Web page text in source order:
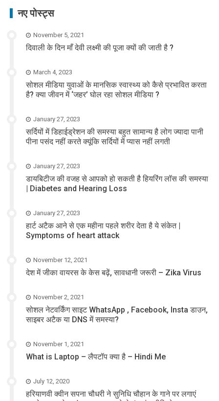
नए पोस्ट्स
November 5, 2021
दिवाली के दिन माँ देवी लक्ष्मी की पूजा क्यों की जाती है ?
March 4, 2023
सोशल मीडिया युवाओं के मानसिक स्वास्थ्य को कैसे प्रभावित करता
है? क्या जीवन में ‘जहर’ घोल रहा सोशल मीडिया ?
January 27, 2023
सर्दियों में डिहाईड्रेशन की समस्या बहुत सामान्य है लोग ज्यादा पानी
पीना पसंद नहीं करते क्यूंकि सर्दियों में प्यास नहीं लगती
January 27, 2023
डायबिटीज की वजह से आपको हो सकती है हियरिंग लॉस की समस्या
| Diabetes and Hearing Loss
January 27, 2023
हार्ट अटैक आने से एक महीना पहले शरीर देता है ये संकेत |
Symptoms of heart attack
November 12, 2021
देश में जीका वायरस के केस बढ़ें, सावधानी जरूरी – Zika Virus
November 2, 2021
सोशल नेटवर्किंग साइट WhatsApp , Facebook, Insta डाउन,
साइबर अटैक या DNS में समस्या?
November 1, 2021
What is Laptop – लैपटॉप क्या है – Hindi Me
July 12, 2020
हरियाणवी क्वीन सपना चौधरी ने सुनिधि चौहान के गाने पर लगाएं